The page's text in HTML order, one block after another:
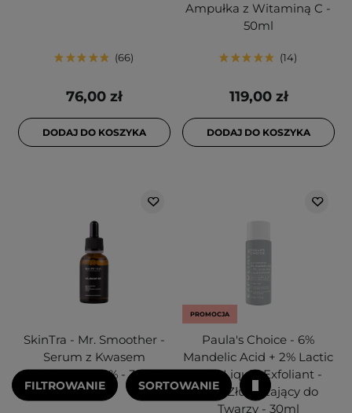
66
76,00 zł
DODAJ DO KOSZYKA
Ampułka z Witaminą C -
50ml
14
119,00 zł
DODAJ DO KOSZYKA
SkinTra - Mr. Smoother -
Serum z Kwasem
Mlekowym 10% - 30ml
PROMOCJA
Paula's Choice - 6%
Mandelic Acid + 2% Lactic
Acid Liquid Exfoliant -
Płyn Złuszczający do
Twarzy - 30ml
FILTROWANIE SORTOWANIE